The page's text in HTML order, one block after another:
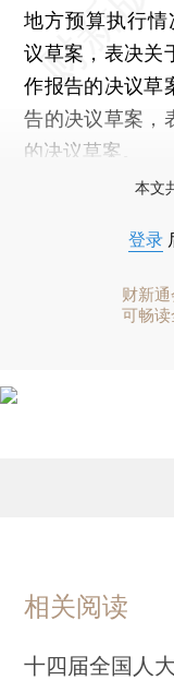
地方预算执行
议草案，表决关
作报告的决议草
告的决议草案，
的决议草案。
本文
登录
财新通
可畅读
相关阅读
十四届全国人